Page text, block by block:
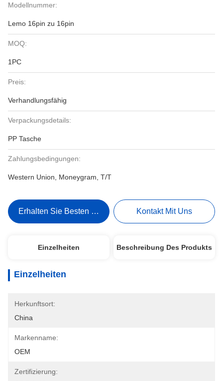
Modellnummer:
Lemo 16pin zu 16pin
MOQ:
1PC
Preis:
Verhandlungsfähig
Verpackungsdetails:
PP Tasche
Zahlungsbedingungen:
Western Union, Moneygram, T/T
Erhalten Sie Besten Preis Kontakt Mit Uns
Einzelheiten Beschreibung Des Produkts
Einzelheiten
Herkunftsort:
China
Markenname:
OEM
Zertifizierung: